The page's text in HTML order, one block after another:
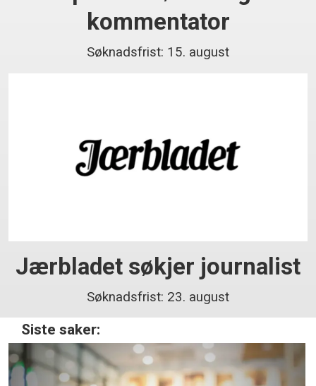
kommentator
Søknadsfrist: 15. august
Jærbladet søkjer journalist
Søknadsfrist: 23. august
Siste saker: